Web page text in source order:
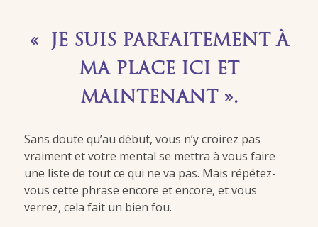
« JE SUIS PARFAITEMENT À
MA PLACE ICI ET
MAINTENANT ».
Sans doute qu’au début, vous n’y croirez pas
vraiment et votre mental se mettra à vous faire
une liste de tout ce qui ne va pas. Mais répétez-
vous cette phrase encore et encore, et vous
verrez, cela fait un bien fou.